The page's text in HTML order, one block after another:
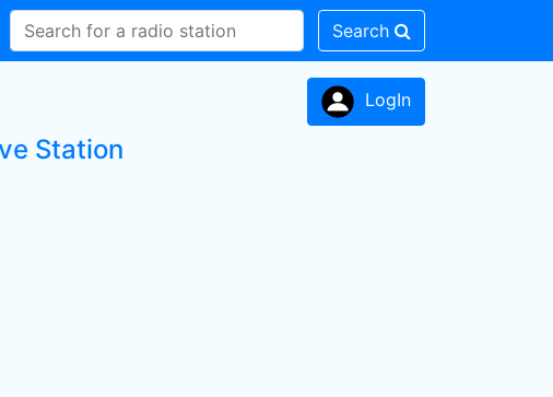
Search
LogIn
Station